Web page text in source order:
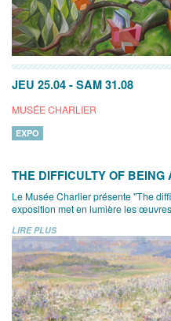
JEU 25.04 - SAM 31.08
MUSÉE CHARLIER
EXPO
THE DIFFICULTY OF BEING
Le Musée Charlier présente "The
exposition met en lumière les
LIRE PLUS